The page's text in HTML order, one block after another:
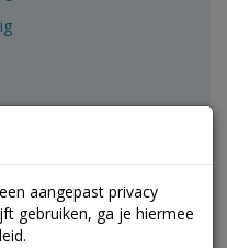
aangepast privacy
gebruiken, ga je hiermee